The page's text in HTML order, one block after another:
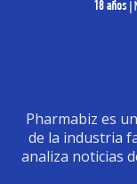
Pharmabiz es
de la industria
analiza noticias